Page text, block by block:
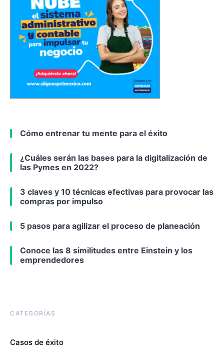
Cómo entrenar tu mente para el éxito
¿Cuáles serán las bases para la digitalización de
las Pymes en 2022?
3 claves y 10 técnicas efectivas para provocar las
compras por impulso
5 pasos para agilizar el proceso de planeación
Conoce las 8 similitudes entre Einstein y los
emprendedores
CATEGORÍAS
Casos de éxito